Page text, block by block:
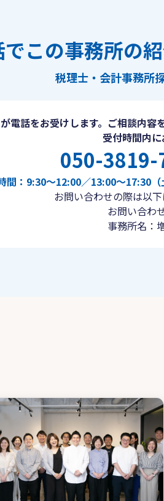
でこの事務所の
税理士・会計事務所
電話をお受けします。ご相談内
受付時間内に
050-3819-
間：9:30〜12:00／13:00〜17:30
お問い合わせの際は以
お問い合わ
事務所名：